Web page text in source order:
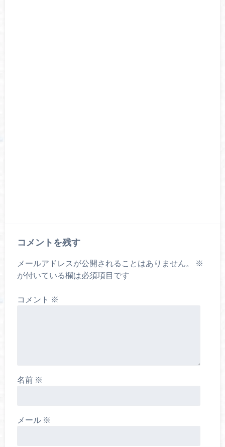
コメントを残す
メールアドレスが公開されることはありません。
※
が付いている欄は必須項目です
コメント ※
名前 ※
メール ※